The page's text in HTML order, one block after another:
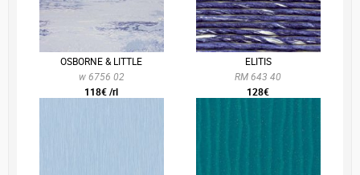
OSBORNE & LITTLE
w 6756 02
118€ /rl
ELITIS
RM 643 40
128€